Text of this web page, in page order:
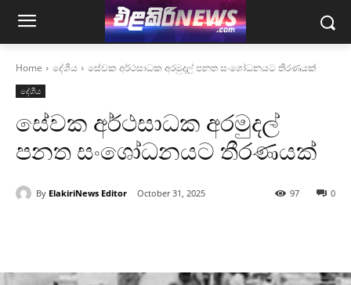
Home දේශීය සේවක අර්ථසාධක අරමුදල් පනත සංශෝධනයට තීරණයක්
දේශීය
සේවක අර්ථසාධක අරමුදල්
පනත සංශෝධනයට තීරණයක්
By ElakiriNews Editor October 31, 2025 0
97